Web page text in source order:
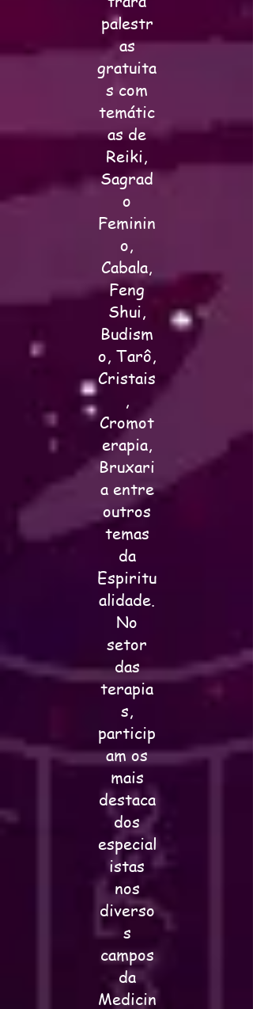
palestr
as
gratuita
s com
temátic
as de
Reiki,
Sagrad
o
Feminin
o,
Cabala,
Feng
Shui,
Budism
o, Tarô,
Cristais
,
Cromot
erapia,
Bruxari
a entre
outros
temas
da
Espiritu
alidade.
No
setor
das
terapia
s,
particip
am os
mais
destaca
dos
especial
istas
nos
diverso
s
campos
da
Medicin